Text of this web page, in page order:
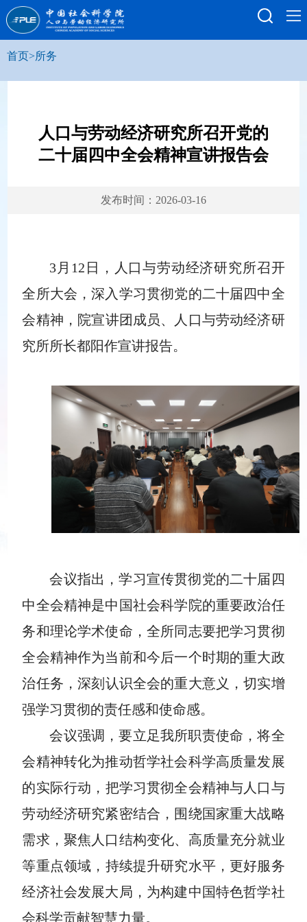
首页>所务
人口与劳动经济研究所召开党的
二十届四中全会精神宣讲报告会
发布时间：2026-03-16
3 月 12 日
，人口与劳动经济研究所召开
全所大会，深入学习贯彻党的二十届四中全
会精神 ， 院宣讲团成员、人口与劳动经济研
究所所长都阳作宣讲报告。
会议指出，学习宣传贯彻党的二十届四
中全会精神是中国社会科学院的重要政治任
务和理论学术使命 ，全所同志要把学习贯彻
全会精神作为当前和今后一个时期的重大政
治任务 ，深刻认识全会的重大意义，切实增
强学习贯彻的责任感和使命感。
会议强调，要立足我所职责使命，将全
会精神转化为推动哲学社会科学高质量发展
的实际行动， 把学习贯彻全会精神与人口与
劳动经济研究紧密结合，围绕国家重大战略
需求，聚焦人口结构变化、 高质量充分就业
等重点领域， 持续提升研究水平， 更好服务
经济社会发展大局，为构建中国特色哲学社
会科学贡献智慧力量。